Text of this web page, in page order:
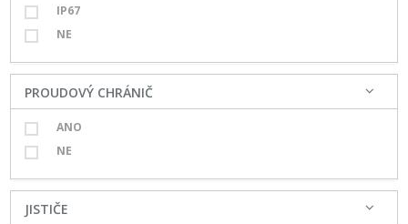
IP67
NE
PROUDOVÝ CHRÁNIČ
ANO
NE
JISTIČE